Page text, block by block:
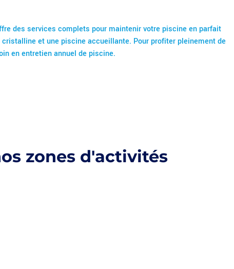
des services complets pour maintenir votre piscine en parfait
cristalline et une piscine accueillante. Pour profiter pleinement de
en entretien annuel de piscine.
zones d'activités